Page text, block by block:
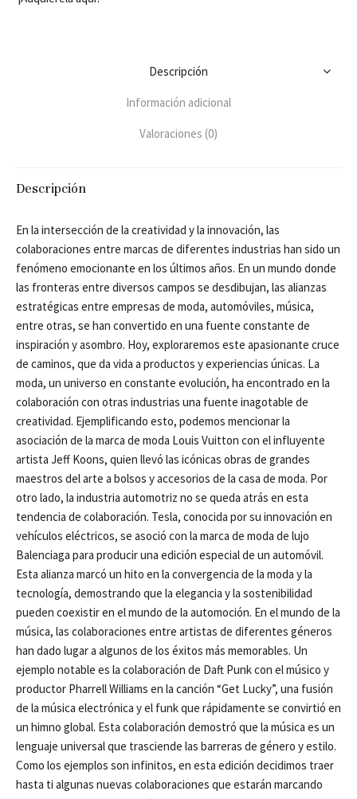
Descripción
Información adicional
Valoraciones (0)
Descripción
En la intersección de la creatividad y la innovación, las
colaboraciones entre marcas de diferentes industrias han sido un
fenómeno emocionante en los últimos años. En un mundo donde
las fronteras entre diversos campos se desdibujan, las alianzas
estratégicas entre empresas de moda, automóviles, música,
entre otras, se han convertido en una fuente constante de
inspiración y asombro. Hoy, exploraremos este apasionante cruce
de caminos, que da vida a productos y experiencias únicas. La
moda, un universo en constante evolución, ha encontrado en la
colaboración con otras industrias una fuente inagotable de
creatividad. Ejemplificando esto, podemos mencionar la
asociación de la marca de moda Louis Vuitton con el influyente
artista Jeff Koons, quien llevó las icónicas obras de grandes
maestros del arte a bolsos y accesorios de la casa de moda. Por
otro lado, la industria automotriz no se queda atrás en esta
tendencia de colaboración. Tesla, conocida por su innovación en
vehículos eléctricos, se asoció con la marca de moda de lujo
Balenciaga para producir una edición especial de un automóvil.
Esta alianza marcó un hito en la convergencia de la moda y la
tecnología, demostrando que la elegancia y la sostenibilidad
pueden coexistir en el mundo de la automoción. En el mundo de la
música, las colaboraciones entre artistas de diferentes géneros
han dado lugar a algunos de los éxitos más memorables. Un
ejemplo notable es la colaboración de Daft Punk con el músico y
productor Pharrell Williams en la canción “Get Lucky”, una fusión
de la música electrónica y el funk que rápidamente se convirtió en
un himno global. Esta colaboración demostró que la música es un
lenguaje universal que trasciende las barreras de género y estilo.
Como los ejemplos son infinitos, en esta edición decidimos traer
hasta ti algunas nuevas colaboraciones que estarán marcando